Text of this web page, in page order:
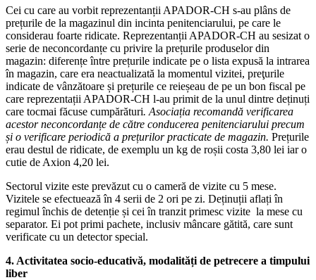
Cei cu care au vorbit reprezentanții APADOR-CH s-au plâns de
prețurile de la magazinul din incinta penitenciarului, pe care le
considerau foarte ridicate. Reprezentanții APADOR-CH au sesizat o
serie de neconcordanțe cu privire la prețurile produselor din
magazin: diferențe între prețurile indicate pe o lista expusă la intrarea
în magazin, care era neactualizată la momentul vizitei, preţurile
indicate de vânzătoare și prețurile ce reieșeau de pe un bon fiscal pe
care reprezentații APADOR-CH l-au primit de la unul dintre deținuți
care tocmai făcuse cumpărături. Asociația recomandă verificarea
acestor neconcordanțe de către conducerea penitenciarului precum
și o verificare periodică a prețurilor practicate de magazin. Prețurile
erau destul de ridicate, de exemplu un kg de roșii costa 3,80 lei iar o
cutie de Axion 4,20 lei.
Sectorul vizite este prevăzut cu o cameră de vizite cu 5 mese.
Vizitele se efectuează în 4 serii de 2 ori pe zi. Deținuții aflați în
regimul închis de detenție și cei în tranzit primesc vizite la mese cu
separator. Ei pot primi pachete, inclusiv mâncare gătită, care sunt
verificate cu un detector special.
4. Activitatea socio-educativă, modalități de petrecere a timpului
liber